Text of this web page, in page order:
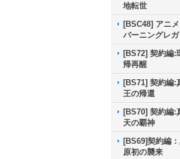
地転世
[BSC48] アニ
バーニングレ
[BS72] 契約編:
帰再醒
[BS71] 契約編:
王の帰還
[BS70] 契約編:
天の覇神
[BS69]契約編：
原初の襲来